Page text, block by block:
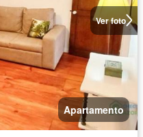
Ver foto
Apartamento